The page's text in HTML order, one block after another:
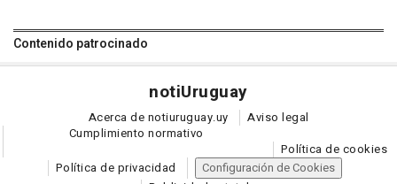
Contenido patrocinado
notiUruguay
Acerca de notiuruguay.uy
Aviso legal
Cumplimiento normativo
Política de cookies
Política de privacidad
Configuración de Cookies